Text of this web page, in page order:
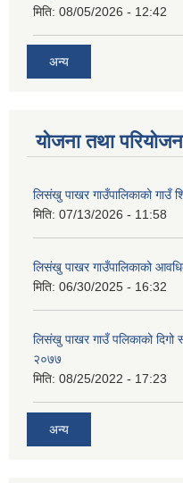
मिति: 08/05/2026 - 12:42
अन्य
योजना तथा
लिसंखु पाखर गाउँपालिकाको गाउँ
मिति: 07/13/2026 - 11:58
लिसंखु पाखर गाउँपालिकाको
मिति: 06/30/2025 - 16:32
लिसंखु पाखर गाउँ पलिकाको दिगो
२०७७
मिति: 08/25/2022 - 17:23
अन्य